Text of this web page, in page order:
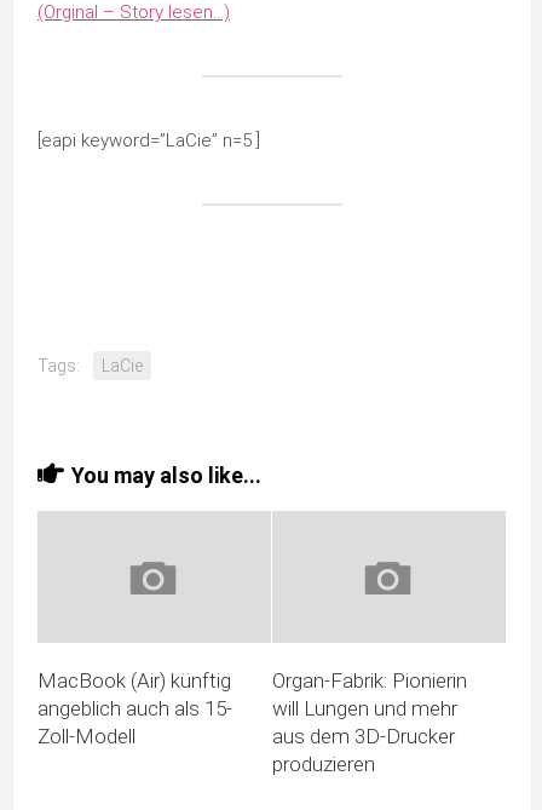
(Orginal – Story lesen…)
[eapi keyword=”LaCie” n=5 ]
Tags: LaCie
You may also like...
MacBook (Air) künftig
angeblich auch als 15-
Zoll-Modell
Organ-Fabrik: Pionierin
will Lungen und mehr
aus dem 3D-Drucker
produzieren